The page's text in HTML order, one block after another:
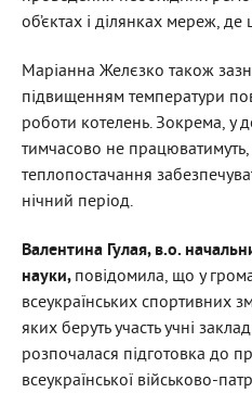
об’єктах і ділянках мереж, де
Маріанна Желєзко також
підвищенням температури
роботи котелень. Зокрема, у
тимчасово не працюватимуть,
теплопостачання
нічний період.
Валентина Гулая, в.о.
науки, повідомила, що у
всеукраїнських спортивних
яких беруть участь учні
розпочалася підготовка до
всеукраїнської військово-